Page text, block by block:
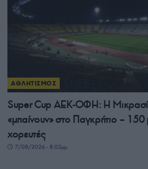
ΑΘΛΗΤΙΣΜΟΣ
Super Cup ΑΕΚ-ΟΦΗ: Η
«μπαίνουν» στο Παγκρήτιο – 150
χορευτές
7/08/2026 - 8:02μμ